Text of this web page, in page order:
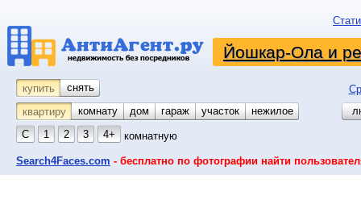
Йошкар-Ола и
купить снять
квартиру
комнату койко-место
дом гараж участок
нежилое
С
1 2 3 4+ комнатную
Search4Faces.com - бесплатно по фотографии найти